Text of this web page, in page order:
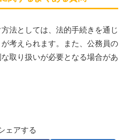
法としては、法的手続きを通じ
考えられます。また、公務員の
取り扱いが必要となる場合があ
ェアする